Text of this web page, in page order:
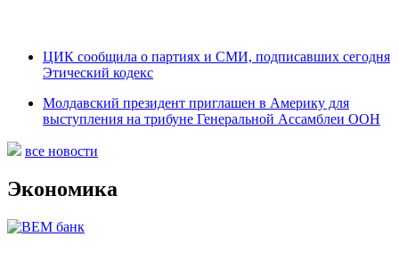
ЦИК сообщила о партиях и СМИ, подписавших сегодня
Этический кодекс
Молдавский президент приглашен в Америку для
выступления на трибуне Генеральной Ассамблеи ООН
все новости
Экономика